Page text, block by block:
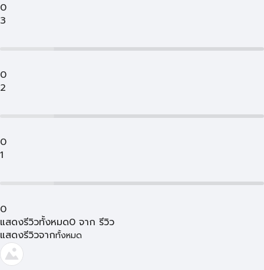
0
3
0
2
0
1
0
แสดงรีวิวทั้งหมด0 จาก รีวิว
แสดงรีวิวจากทั้งหมด